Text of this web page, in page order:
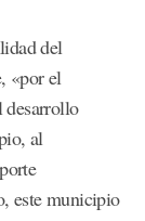
del
«por el
desarrollo
al
este municipio